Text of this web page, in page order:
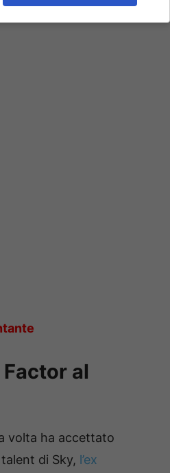
al
volta ha accettato
di Sky, l’ex